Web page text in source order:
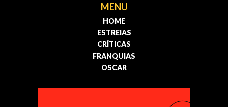
MENU
HOME
ESTREIAS
CRÍTICAS
FRANQUIAS
OSCAR